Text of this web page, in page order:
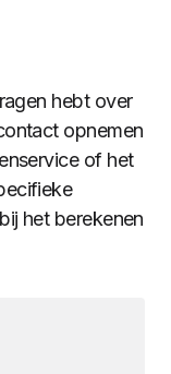
hebt over
opnemen
of het
het berekenen